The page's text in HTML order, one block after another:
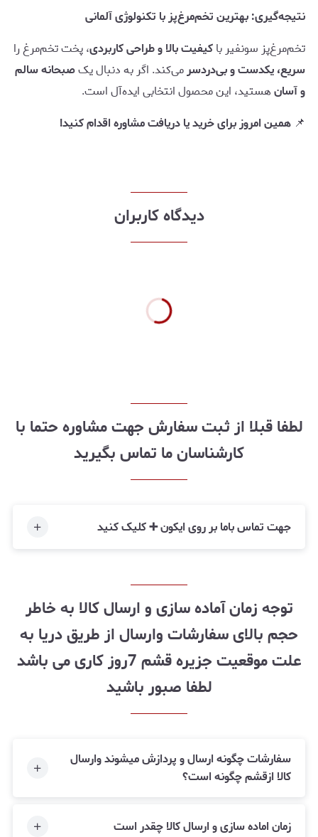
نتیجه‌گیری: بهترین تخم‌مرغ‌پز با تکنولوژی آلمانی
تخم‌مرغ‌پز سونفیر باکیفیت بالا و طراحی کاربردی، پخت تخم‌مرغ را
سریع، یکدست و بی‌دردسرمی‌کند. اگر به دنبال یکصبحانه سالم
و آسانهستید، این محصول انتخابی ایده‌آل است.
📌 همین امروز برای خرید یا دریافت مشاوره اقدام کنید!
دیدگاه کاربران
لطفا قبلا از ثبت سفارش جهت مشاوره حتما با
کارشناسان ما تماس بگیرید
جهت تماس باما بر روی ایکون ➕ کلیک کنید
توجه زمان آماده سازی و ارسال کالا به خاطر
حجم بالای سفارشات وارسال از طریق دریا به
علت موقعیت جزیره قشم 7روز کاری می باشد
لطفا صبور باشید
سفارشات چگونه ارسال و پردازش میشوند وارسال
کالا ازقشم چگونه است؟
زمان اماده سازی و ارسال کالا چقدر است